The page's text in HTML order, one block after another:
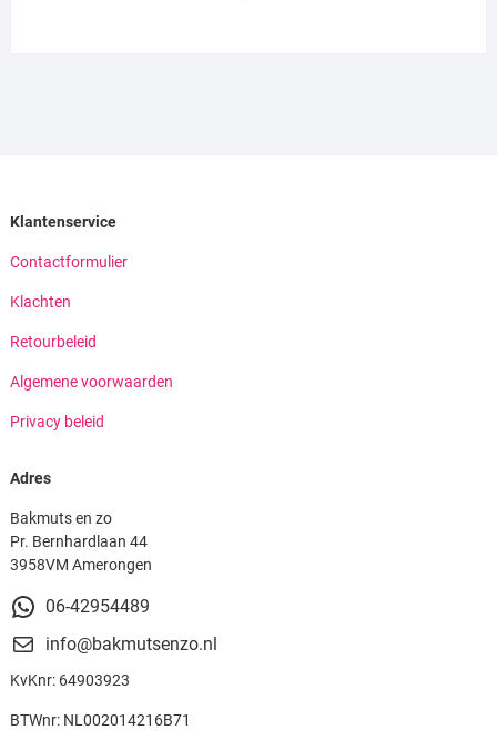
Klantenservice
Contactformulier
Klachten
Retourbeleid
Algemene voorwaarden
Privacy beleid
Adres
Bakmuts en zo
Pr. Bernhardlaan 44
3958VM Amerongen
06-42954489
info@bakmutsenzo.nl
KvKnr: 64903923
BTWnr: NL002014216B71